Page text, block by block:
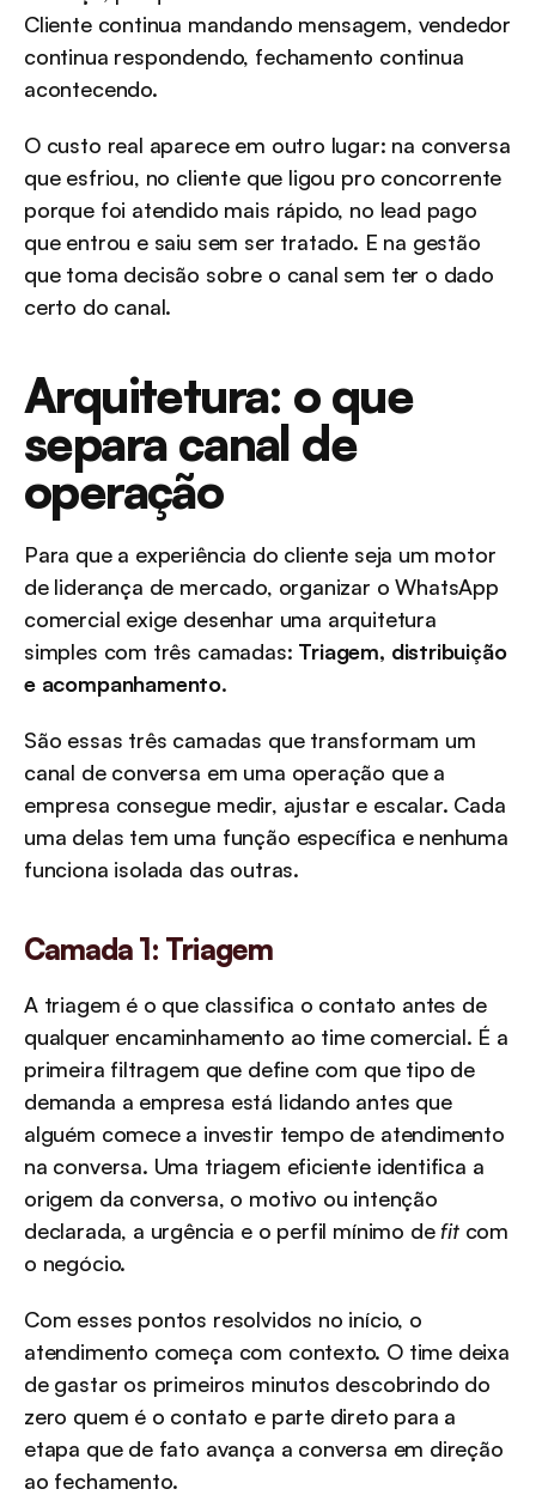
Cliente continua mandando mensagem, vendedor
continua respondendo, fechamento continua
acontecendo.
O custo real aparece em outro lugar: na conversa
que esfriou, no cliente que ligou pro concorrente
porque foi atendido mais rápido, no lead pago
que entrou e saiu sem ser tratado. E na gestão
que toma decisão sobre o canal sem ter o dado
certo do canal.
Arquitetura: o que
separa canal de
operação
Para que a experiência do cliente seja um motor
de liderança de mercado, organizar o WhatsApp
comercial exige desenhar uma arquitetura
simples com três camadas: Triagem, distribuição
e acompanhamento.
São essas três camadas que transformam um
canal de conversa em uma operação que a
empresa consegue medir, ajustar e escalar. Cada
uma delas tem uma função específica e nenhuma
funciona isolada das outras.
Camada 1: Triagem
A triagem é o que classifica o contato antes de
qualquer encaminhamento ao time comercial. É a
primeira filtragem que define com que tipo de
demanda a empresa está lidando antes que
alguém comece a investir tempo de atendimento
na conversa. Uma triagem eficiente identifica a
origem da conversa, o motivo ou intenção
declarada, a urgência e o perfil mínimo de fit com
o negócio.
Com esses pontos resolvidos no início, o
atendimento começa com contexto. O time deixa
de gastar os primeiros minutos descobrindo do
zero quem é o contato e parte direto para a
etapa que de fato avança a conversa em direção
ao fechamento.